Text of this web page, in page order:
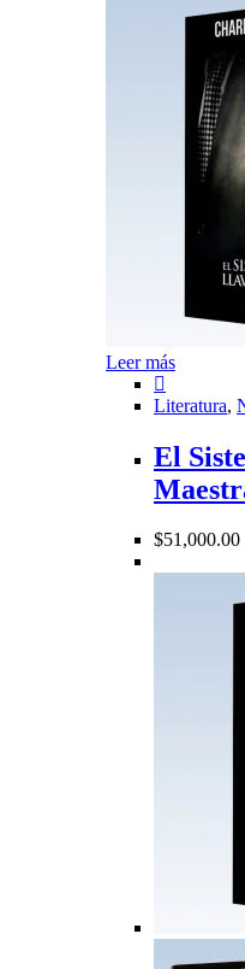
Leer más
Literatura,
El
$51,000.00